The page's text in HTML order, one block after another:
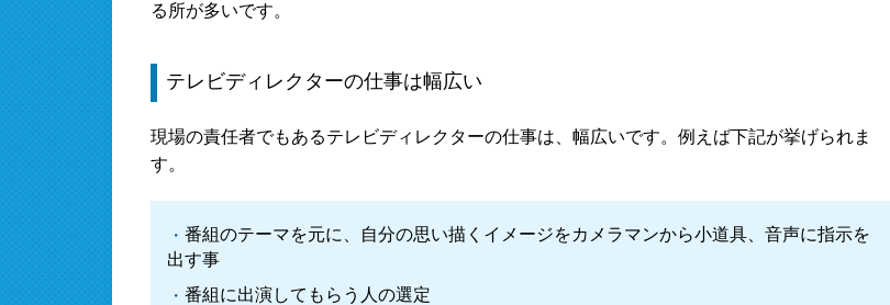
る所が多いです。
テレビディレクターの仕事は幅広い
現場の責任者でもあるテレビディレクターの仕事は、幅広いです。例えば下記が挙げられま
す。
番組のテーマを元に、自分の思い描くイメージをカメラマンから小道具、音声に指示を
出す事
番組に出演してもらう人の選定